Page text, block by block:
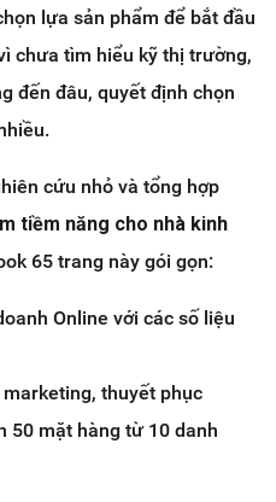
lựa sản phẩm để bắt đầu
chưa tìm hiểu kỹ thị trường,
đến đâu, quyết định chọn
cứu nhỏ và tổng hợp
tiềm năng cho nhà kinh
65 trang này gói gọn:
Online với các số liệu
thuyết phục
50 mặt hàng từ 10 danh